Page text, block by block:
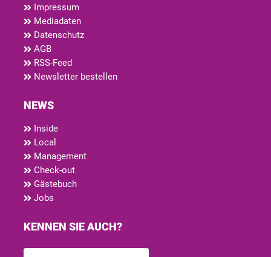
Impressum
Mediadaten
Datenschutz
AGB
RSS-Feed
Newsletter bestellen
NEWS
Inside
Local
Management
Check-out
Gästebuch
Jobs
KENNEN SIE AUCH?